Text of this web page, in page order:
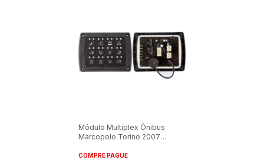
Módulo Multiplex Ônibus
Marcopolo Torino 2007
COMPRE PAGUE